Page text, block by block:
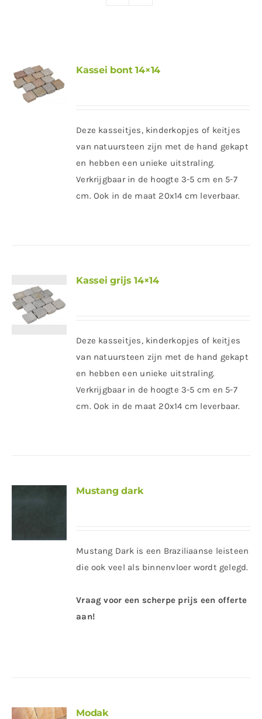
Kassei bont 14×14
Deze kasseitjes, kinderkopjes of keitjes
van natuursteen zijn met de hand gekapt
en hebben een unieke uitstraling.
Verkrijgbaar in de hoogte 3-5 cm en 5-7
cm. Ook in de maat 20x14 cm leverbaar.
Kassei grijs 14×14
Deze kasseitjes, kinderkopjes of keitjes
van natuursteen zijn met de hand gekapt
en hebben een unieke uitstraling.
Verkrijgbaar in de hoogte 3-5 cm en 5-7
cm. Ook in de maat 20x14 cm leverbaar.
Mustang dark
Mustang Dark is een Braziliaanse leisteen
die ook veel als binnenvloer wordt gelegd.
Vraag voor een scherpe prijs een offerte
aan!
Modak